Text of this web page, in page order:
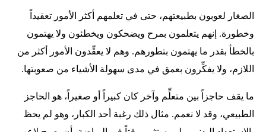
الصغار لعوبون بطبيعتهم، حتى في تعلمهم أكثر الأمور تعقيداً
وخطورة. إنهم يتعلمون بمرح ويضحكون ويخطئون ولا يهتمون
بالخطأ بقدر ما يهتمون بتطورهم. وهم لا يعقِّدون الأمور أكثر من
اللازم، ولا يفكِّرون بعمق في مدى سهولة الأشياء من صعوبتها.
ما يقف حاجزاً بين متعلِّم وآخر كان كبيراً أو صغيراً، هو الحاجز
الطبيعي، وقد لا نعمم. مثال ذلك رغبة أحد الكبار، وهو لم يحظ